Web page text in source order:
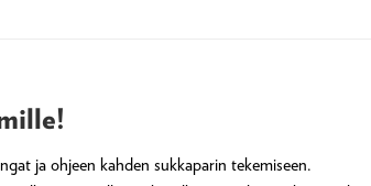
ja ohjeen kahden sukkaparin tekemiseen.